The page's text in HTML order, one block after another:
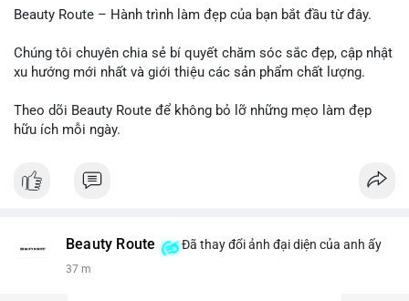
Beauty Route – Hành trình làm đẹp của bạn bắt đầu từ đây.
Chúng tôi chuyên chia sẻ bí quyết chăm sóc sắc đẹp, cập nhật
xu hướng mới nhất và giới thiệu các sản phẩm chất lượng.
Theo dõi Beauty Route để không bỏ lỡ những mẹo làm đẹp
hữu ích mỗi ngày.
Beauty Route Đã thay đổi ảnh đại diện của anh ấy
37 m